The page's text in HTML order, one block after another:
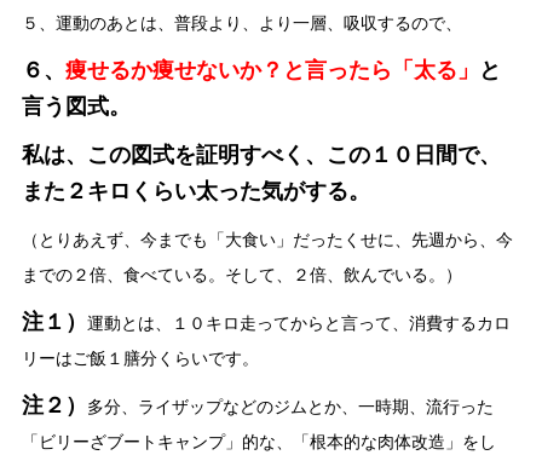
５、運動のあとは、普段より、より一層、吸収するので、
６、 痩せるか痩せないか？と言ったら「太る」
と
言う図式。
私は、この図式を証明すべく、この１０日間で、
また２キロくらい太った気がする。
（とりあえず、今までも「大食い」だったくせに、先週から、今
までの２倍、食べている。そして、２倍、飲んでいる。）
注１）
運動とは、１０キロ走ってからと言って、消費するカロ
リーはご飯１膳分くらいです。
注２）
多分、ライザップなどのジムとか、一時期、流行った
「ビリーざブートキャンプ」的な、「根本的な肉体改造」をし